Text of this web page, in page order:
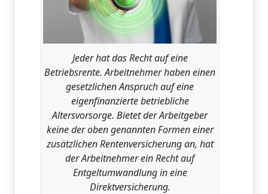
Jeder hat das Recht auf eine
Betriebsrente. Arbeitnehmer haben einen
gesetzlichen Anspruch auf eine
eigenfinanzierte betriebliche
Altersvorsorge. Bietet der Arbeitgeber
keine der oben genannten Formen einer
zusätzlichen Rentenversicherung an, hat
der Arbeitnehmer ein Recht auf
Entgeltumwandlung in eine
Direktversicherung.